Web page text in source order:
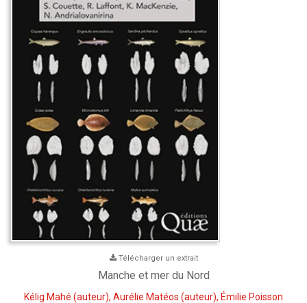
Télécharger un extrait
Manche et mer du Nord
Kélig Mahé (auteur), Aurélie Matéos (auteur), Émilie Poisson